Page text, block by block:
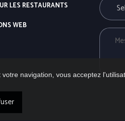
LES RESTAURANTS
WEB
navigation, vous acceptez